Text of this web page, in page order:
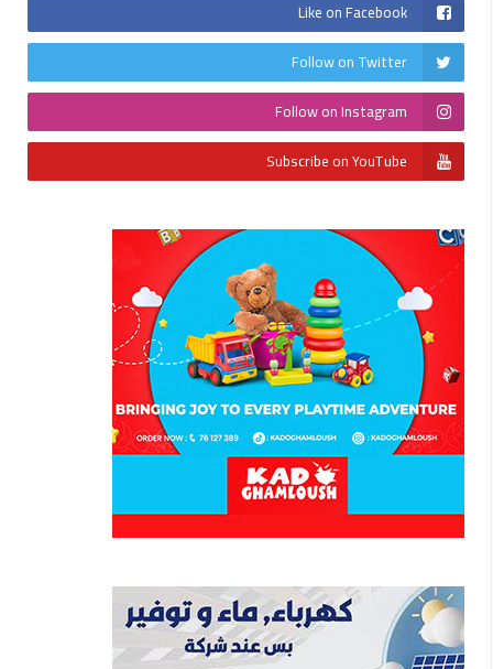
Like on Facebook
Follow on Twitter
Follow on Instagram
Subscribe on YouTube